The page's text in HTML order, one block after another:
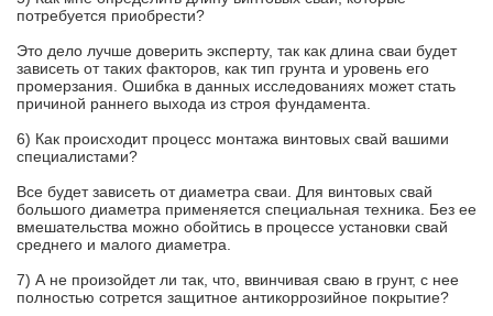
потребуется приобрести?
Это дело лучше доверить эксперту, так как длина сваи будет
зависеть от таких факторов, как тип грунта и уровень его
промерзания. Ошибка в данных исследованиях может стать
причиной раннего выхода из строя фундамента.
6) Как происходит процесс монтажа винтовых свай вашими
специалистами?
Все будет зависеть от диаметра сваи. Для винтовых свай
большого диаметра применяется специальная техника. Без ее
вмешательства можно обойтись в процессе установки свай
среднего и малого диаметра.
7) А не произойдет ли так, что, ввинчивая сваю в грунт, с нее
полностью сотрется защитное антикоррозийное покрытие?